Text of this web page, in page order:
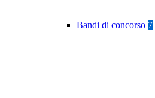
Bandi di concorso 7